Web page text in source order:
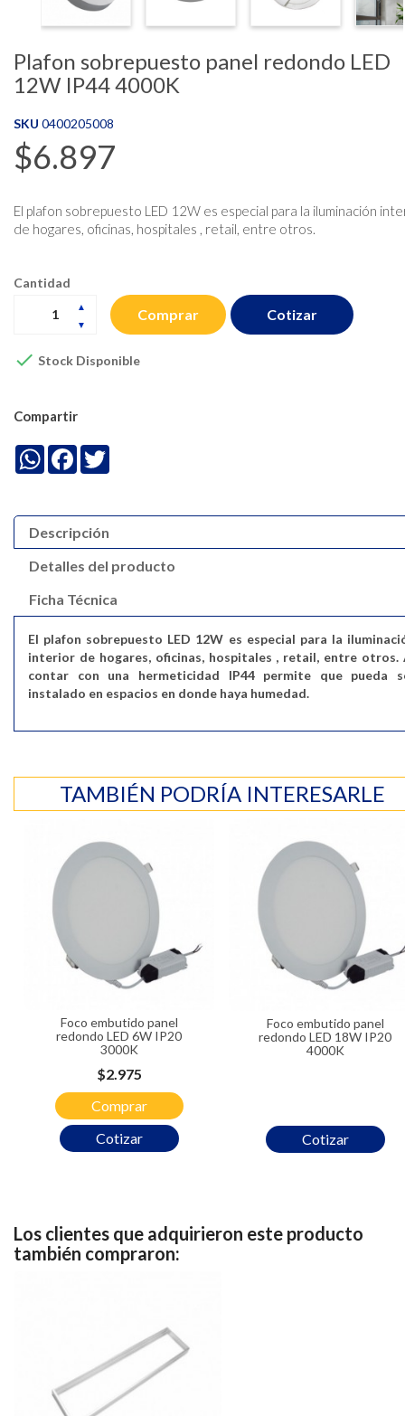
Plafon sobrepuesto panel redondo LED
12W IP44 4000K
SKU 0400205008
$6.897
El plafon sobrepuesto LED 12W es especial para la iluminación
de hogares, oficinas, hospitales , retail, entre otros.
Cantidad
Comprar
 Stock Disponible
Cotizar
Compartir
WhatsApp
Facebook
Descripción
Detalles del producto
Ficha Técnica
El plafon sobrepuesto LED 12W es especial para la
interior de hogares, oficinas, hospitales , retail, entre otros.
contar con una hermeticidad IP44 permite que pueda
instalado en espacios en donde haya humedad.
TAMBIÉN PODRÍA INTERESARLE
Foco embutido panel
redondo LED 6W IP20
3000K
Cotizar
Precio
$2.975
Comprar
Foco embutido panel
redondo LED 18W IP20
4000K
Cotizar
Los clientes que adquirieron este producto
también compraron: